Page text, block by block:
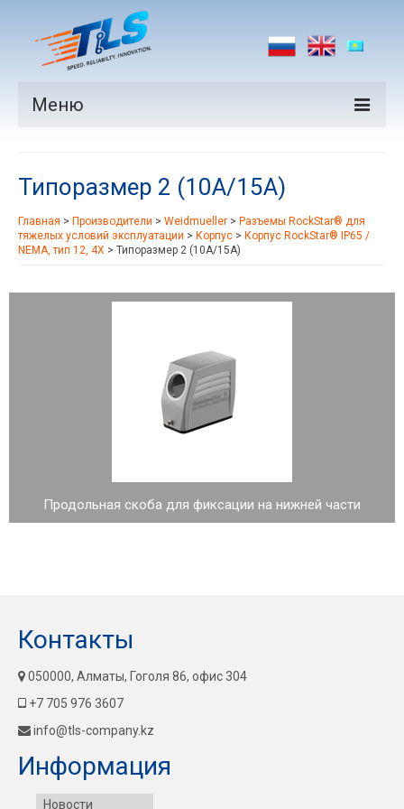
Меню
Производители
Рынки
Типоразмер 2 (10A/15A)
Главная > Производители > Weidmueller > Разъемы RockStar® для
тяжелых условий эксплуатации > Корпус > Корпус RockStar® IP65 /
NEMA, тип 12, 4X > Типоразмер 2 (10A/15A)
Продольная скоба для фиксации на нижней части
Контакты
050000, Алматы, Гоголя 86, офис 304
+7 705 976 3607
info@tls-company.kz
Информация
Новости